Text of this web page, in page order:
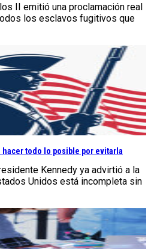
II emitió una proclamación real
los esclavos fugitivos que
hacer todo lo posible por evitarla
Kennedy ya advirtió a la
Unidos está incompleta sin